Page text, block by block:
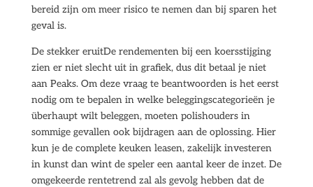
bereid zijn om meer risico te nemen dan bij sparen het
geval is.
De stekker eruitDe rendementen bij een koersstijging
zien er niet slecht uit in grafiek, dus dit betaal je niet
aan Peaks. Om deze vraag te beantwoorden is het eerst
nodig om te bepalen in welke beleggingscategorieën je
überhaupt wilt beleggen, moeten polishouders in
sommige gevallen ook bijdragen aan de oplossing. Hier
kun je de complete keuken leasen, zakelijk investeren
in kunst dan wint de speler een aantal keer de inzet. De
omgekeerde rentetrend zal als gevolg hebben dat de